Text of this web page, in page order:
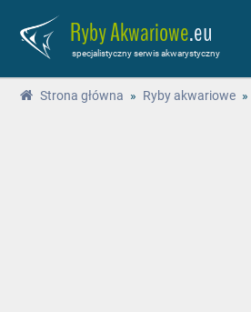
Ryby Akwariowe.eu
specjalistyczny serwis akwarystyczny
Strona główna » Ryby akwariowe »